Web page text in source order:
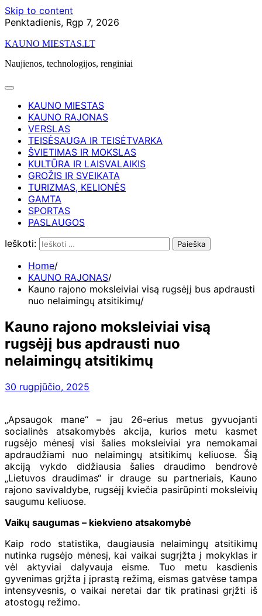
Skip to content
Penktadienis, Rgp 7, 2026
KAUNO MIESTAS.LT
Naujienos, technologijos, renginiai
KAUNO MIESTAS
KAUNO RAJONAS
VERSLAS
TEISĖSAUGA IR TEISĖTVARKA
ŠVIETIMAS IR MOKSLAS
KULTŪRA IR LAISVALAIKIS
GROŽIS IR SVEIKATA
TURIZMAS, KELIONĖS
GAMTA
SPORTAS
PASLAUGOS
Ieškoti:
Home
KAUNO RAJONAS
Kauno rajono moksleiviai visą rugsėjį bus apdrausti
nuo nelaimingų atsitikimų
Kauno rajono moksleiviai visą
rugsėjį bus apdrausti nuo
nelaimingų atsitikimų
30 rugpjūčio, 2025
„Apsaugok mane“ – jau 26-erius metus gyvuojanti
socialinės atsakomybės akcija, kurios metu kasmet
rugsėjo mėnesį visi šalies moksleiviai yra nemokamai
apdraudžiami nuo nelaimingų atsitikimų keliuose. Šią
akciją vykdo didžiausia šalies draudimo bendrovė
„Lietuvos draudimas“ ir drauge su partneriais, Kauno
rajono savivaldybe, rugsėjį kviečia pasirūpinti moksleivių
saugumu keliuose.
Vaikų saugumas – kiekvieno atsakomybė
Kaip rodo statistika, daugiausia nelaimingų atsitikimų
nutinka rugsėjo mėnesį, kai vaikai sugrįžta į mokyklas ir
vėl aktyviai dalyvauja eisme. Tuo metu kasdienis
gyvenimas grįžta į įprastą režimą, eismas gatvėse tampa
intensyvesnis, o vaikai neretai dar tik pratinasi grįžti iš
atostogų režimo.